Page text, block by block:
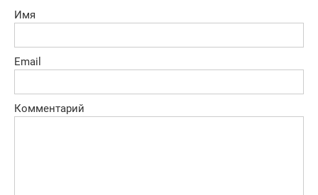
Имя
Email
Комментарий